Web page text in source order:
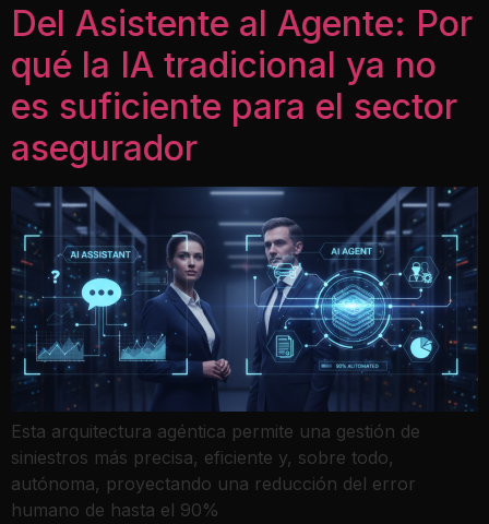
Del Asistente al Agente: Por
qué la IA tradicional ya no
es suficiente para el sector
asegurador
Esta arquitectura agéntica permite una gestión de
siniestros más precisa, eficiente y, sobre todo,
autónoma, proyectando una reducción del error
humano de hasta el 90%